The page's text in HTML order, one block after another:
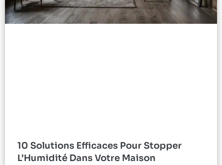
10 Solutions Efficaces Pour Stopper
L’Humidité Dans Votre Maison